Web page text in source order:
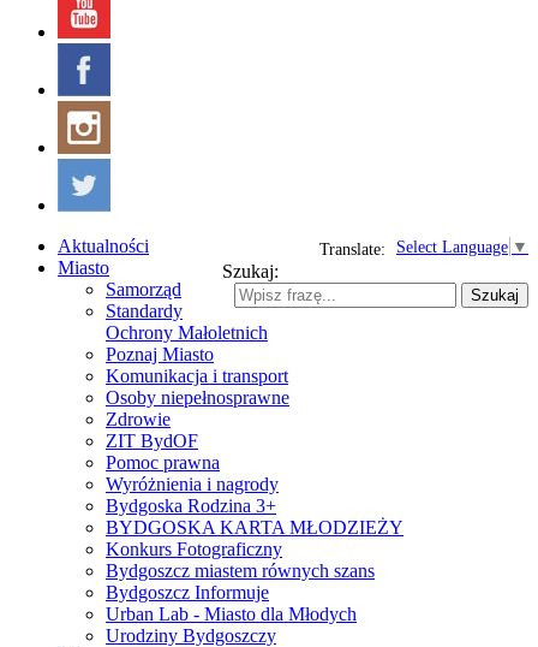
Select Language ▼
Translate:
Szukaj:
Szukaj
Aktualności
Miasto
Samorząd
Standardy
Ochrony Małoletnich
Poznaj Miasto
Komunikacja i transport
Osoby niepełnosprawne
Zdrowie
ZIT BydOF
Pomoc prawna
Wyróżnienia i nagrody
Bydgoska Rodzina 3+
BYDGOSKA KARTA MŁODZIEŻY
Konkurs Fotograficzny
Bydgoszcz miastem równych szans
Bydgoszcz Informuje
Urban Lab - Miasto dla Młodych
Urodziny Bydgoszczy